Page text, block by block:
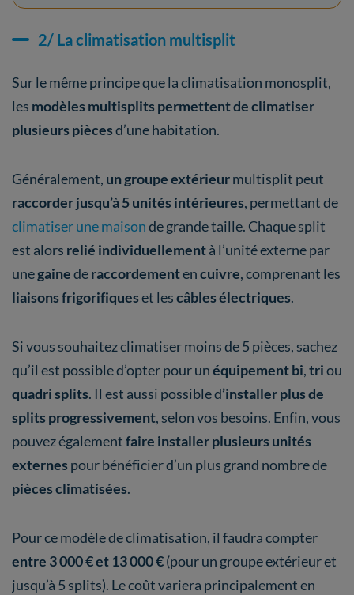
2/ La climatisation multisplit
Sur le même principe que la climatisation monosplit,
les modèles multisplits permettent de climatiser
plusieurs piècesd’une habitation.
Généralement, un groupe extérieurmultisplit peut
raccorder jusqu’à 5 unités intérieures, permettant de
climatiser une maisonde grande taille. Chaque split
est alors relié individuellementà l’unité externe par
unegainederaccordementencuivre, comprenant les
liaisons frigorifiqueset lescâbles électriques.
Si vous souhaitez climatiser moins de 5 pièces, sachez
qu’il est possible d’opter pour unéquipement bi,triou
quadri splits. Il est aussi possible d’installer plus de
splits progressivement, selon vos besoins. Enfin, vous
pouvez égalementfaire installer plusieurs unités
externes pour bénéficier d’un plus grand nombre de
pièces climatisées.
Pour ce modèle de climatisation, il faudra compter
entre 3 000 € et 13 000 €(pour un groupe extérieur et
jusqu’à 5 splits). Le coût variera principalement en